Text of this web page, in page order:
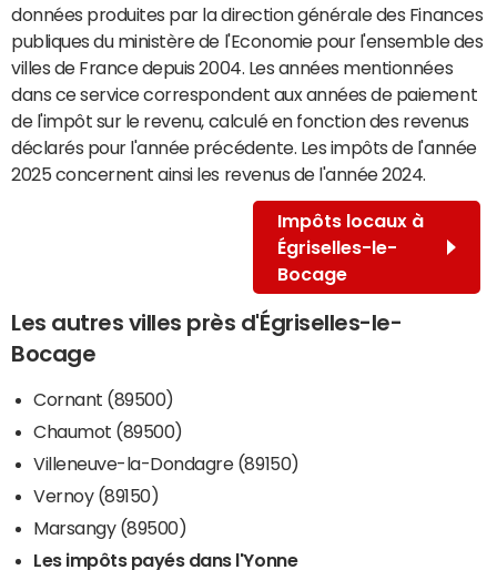
données produites par la direction générale des Finances
publiques du ministère de l'Economie pour l'ensemble des
villes de France depuis 2004. Les années mentionnées
dans ce service correspondent aux années de paiement
de l'impôt sur le revenu, calculé en fonction des revenus
déclarés pour l'année précédente. Les impôts de l'année
2025 concernent ainsi les revenus de l'année 2024.
Impôts locaux à
Égriselles-le-
Bocage
Les autres villes près d'Égriselles-le-
Bocage
Cornant (89500)
Chaumot (89500)
Villeneuve-la-Dondagre (89150)
Vernoy (89150)
Marsangy (89500)
Les impôts payés dans l'Yonne